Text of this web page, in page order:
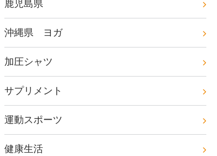
鹿児島県
沖縄県 ヨガ
加圧シャツ
サプリメント
運動スポーツ
健康生活